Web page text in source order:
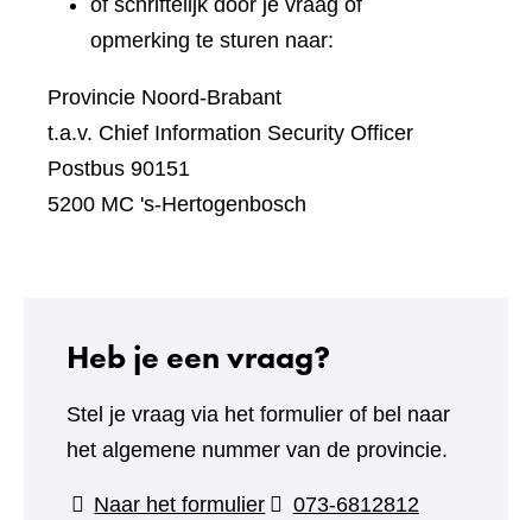
of schriftelijk door je vraag of
opmerking te sturen naar:
Provincie Noord-Brabant
t.a.v. Chief Information Security Officer
Postbus 90151
5200 MC 's-Hertogenbosch
Heb je een vraag?
Stel je vraag via het formulier of bel naar
het algemene nummer van de provincie.
Naar het formulier(verwijst
073-6812812